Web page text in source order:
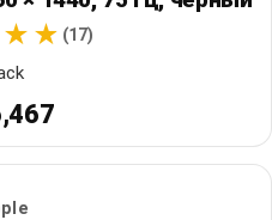
(17)